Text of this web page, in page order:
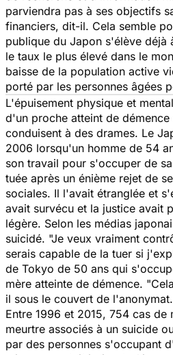
parviendra pas à ses objectifs
financiers, dit-il. Cela semble
publique du Japon s'élève déjà
le taux le plus élevé dans le
baisse de la population active
porté par les personnes âgées
L'épuisement physique et
d'un proche atteint de
conduisent à des drames. Le
2006 lorsqu'un homme de 54
son travail pour s'occuper de
tuée après un énième rejet de
sociales. Il l'avait étranglée et
avait survécu et la justice avait
légère. Selon les médias
suicidé. "Je veux vraiment
serais capable de la tuer si
de Tokyo de 50 ans qui
mère atteinte de démence.
il sous le couvert de l'anonymat.
Entre 1996 et 2015, 754 cas de
meurtre associés à un suicide
par des personnes s'occupant